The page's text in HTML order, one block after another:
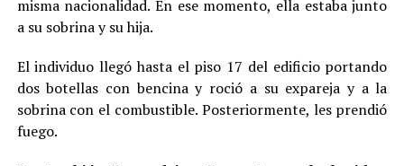
misma nacionalidad. En ese momento, ella estaba junto
a su sobrina y su hija.
El individuo llegó hasta el piso 17 del edificio portando
dos botellas con bencina y roció a su expareja y a la
sobrina con el combustible. Posteriormente, les prendió
fuego.